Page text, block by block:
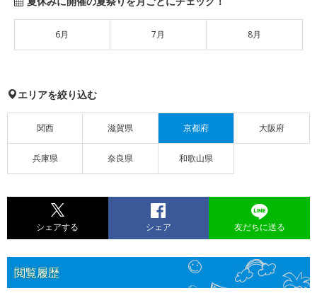
6月 7月 8月
エリアを絞り込む
関西 滋賀県 京都府 大阪府
兵庫県 奈良県 和歌山県
シェアする シェア 友だちに送る
閲覧履歴